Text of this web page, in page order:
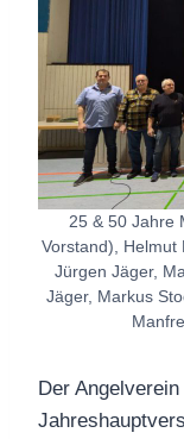
25 & 50 Jahre
Vorstand), Helmut
Jürgen Jäger,
Jäger, Markus
Der